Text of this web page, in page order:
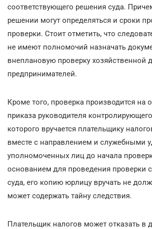
соответствующего решения суда.
решении могут определяться и сроки
проверки. Стоит отметить, что
не имеют полномочий назначать
внеплановую проверку хозяйственной
предпринимателей.
Кроме того, проверка производится на
приказа руководителя
которого вручается плательщику
вместе с направлением и служебными
уполномоченных лиц до начала
основанием для проведения проверки
суда, его копию юрлицу вручать не
может содержать тайну следствия.
Плательщик налогов может отказать в